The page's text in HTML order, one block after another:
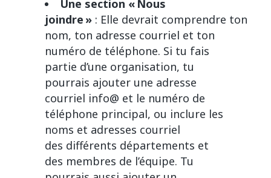
Une section « Nous
joindre » : Elle devrait comprendre ton
nom, ton adresse courriel et ton
numéro de téléphone. Si tu fais
partie d’une organisation, tu
pourrais ajouter une adresse
courriel info@ et le numéro de
téléphone principal, ou inclure les
noms et adresses courriel
des différents départements et
des membres de l’équipe. Tu